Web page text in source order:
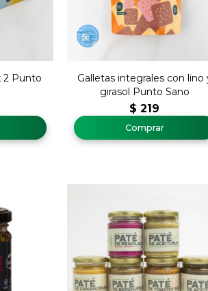
2 Punto
Galletas integrales con lino
girasol Punto Sano
$ 219